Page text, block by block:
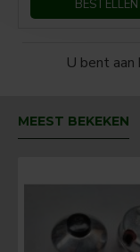
BESTELLEN
U bent
MEEST BEKEKEN